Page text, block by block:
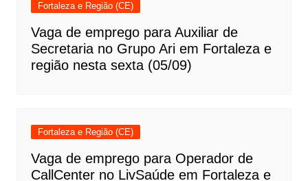
Fortaleza e Região (CE)
Vaga de emprego para Auxiliar de
Secretaria no Grupo Ari em Fortaleza e
região nesta sexta (05/09)
Fortaleza e Região (CE)
Vaga de emprego para Operador de
CallCenter no LivSaúde em Fortaleza e